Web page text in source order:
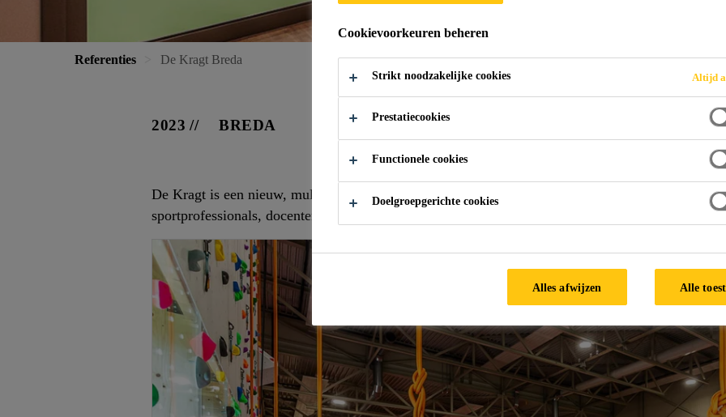
Referenties De Kragt Breda
2023 BREDA
De Kragt is een nieuw, multifunctioneel sportcentrum in Breda. De indoorsportvoorziening is dé
sportprofessionals, docenten, jonge talenten en wijkbewoners.
Cookievoorkeuren beheren
Strikt noodzakelijke cookies Altijd
Prestatiecookies
Functionele cookies
Doelgroepgerichte cookies
Alles afwijzen Alle